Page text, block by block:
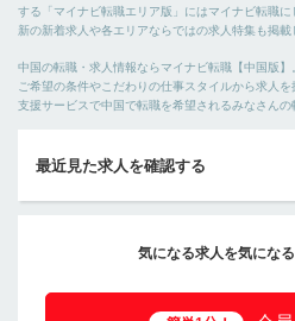
する「マイナビ転職エリア版」にはマイナビ転職
新の新着求人や各エリアならではの求人特集も掲載
中国の転職・求人情報ならマイナビ転職【中国版
ご希望の条件やこだわりの仕事スタイルから求人
支援サービスで中国で転職を希望されるみなさんの
最近見た求人を確認する
気になる求人を気にな